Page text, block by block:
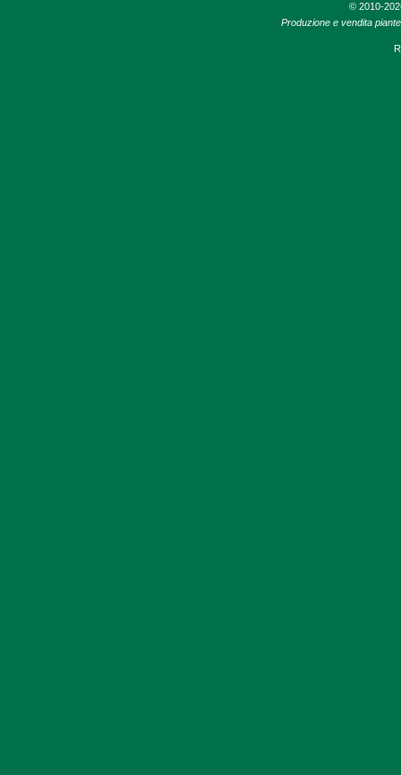
© 2010-
Produzione e vendita